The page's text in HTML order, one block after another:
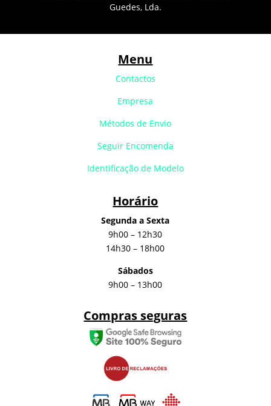
Guedes, Lda.
Menu
Contactos
Empresa
Métodos de Envio
Seguir Encomenda
Identificação de Modelo
Horário
Segunda a Sexta
9h00 – 12h30
14h30 – 18h00
Sábados
9h00 – 13h00
Compras seguras